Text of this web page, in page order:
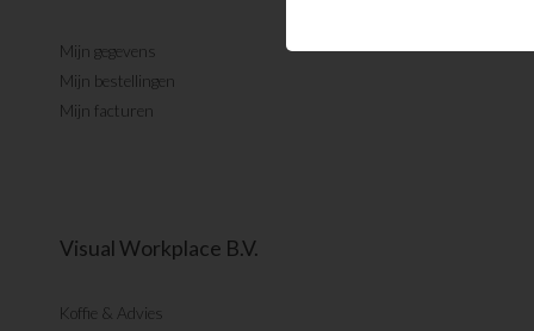
Mijn gegevens
Mijn bestellingen
Mijn facturen
Visual Workplace B.V.
Koffie & Advies